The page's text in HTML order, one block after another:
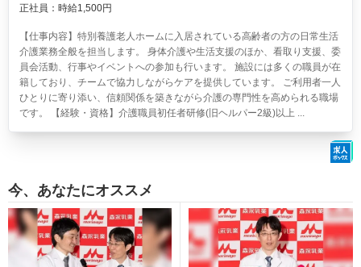
正社員：時給1,500円
【仕事内容】特別養護老人ホームに入居されている高齢者の方の日常生活
介護業務全般を担当します。 身体介護や生活支援のほか、看取り支援、委
員会活動、行事やイベントへの参加も行います。 施設には多くの職員が在
籍しており、チームで協力しながらケアを提供しています。 ご利用者一人
ひとりに寄り添い、信頼関係を築きながら介護の専門性を高められる職場
です。 【経験・資格】介護職員初任者研修(旧ヘルパー2級)以上 ...
今、あなたにオススメ